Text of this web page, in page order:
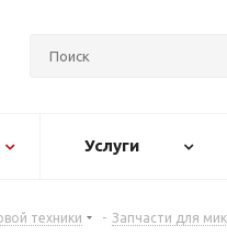
Услуги
техники - Запчасти для